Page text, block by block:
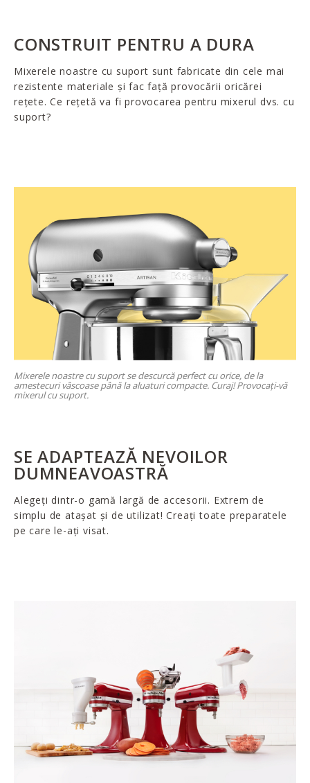
CONSTRUIT PENTRU A DURA
Mixerele noastre cu suport sunt fabricate din cele mai
rezistente materiale și fac față provocării oricărei
rețete. Ce rețetă va fi provocarea pentru mixerul dvs. cu
suport?
Mixerele noastre cu suport se descurcă perfect cu orice, de la
amestecuri vâscoase până la aluaturi compacte. Curaj! Provocați-vă
mixerul cu suport.
SE ADAPTEAZĂ NEVOILOR
DUMNEAVOASTRĂ
Alegeți dintr-o gamă largă de accesorii. Extrem de
simplu de atașat și de utilizat! Creați toate preparatele
pe care le-ați visat.